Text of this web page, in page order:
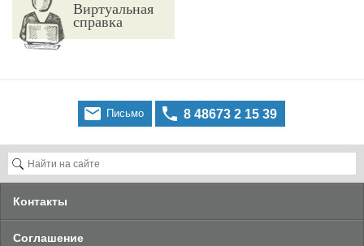
Виртуальная
справка
 Письмо  8 48673 2 15 39
Контакты
Cоглашение